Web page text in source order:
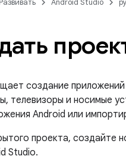
Развивать Android Studio
создание
телевизоры и носимые
Android или
проекта, создайте
Studio.